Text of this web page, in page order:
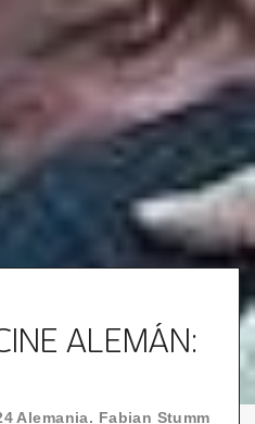
ALEMÁN:
Alemania. Fabian Stumm